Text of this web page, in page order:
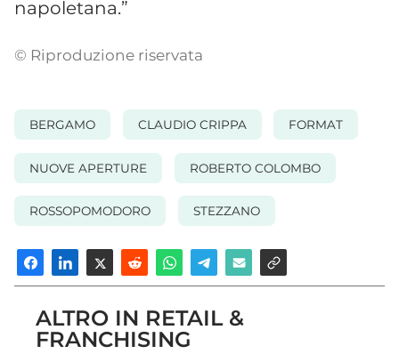
napoletana.”
© Riproduzione riservata
BERGAMO CLAUDIO CRIPPA FORMAT
NUOVE APERTURE ROBERTO COLOMBO
ROSSOPOMODORO STEZZANO
ALTRO IN RETAIL &
FRANCHISING